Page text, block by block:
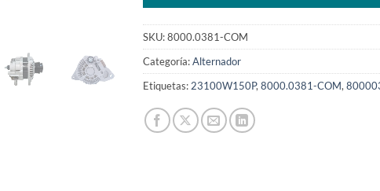
SKU:8000.0381-COM
Categoría:Alternador
Etiquetas: 23100W150P, 8000.0381-COM,